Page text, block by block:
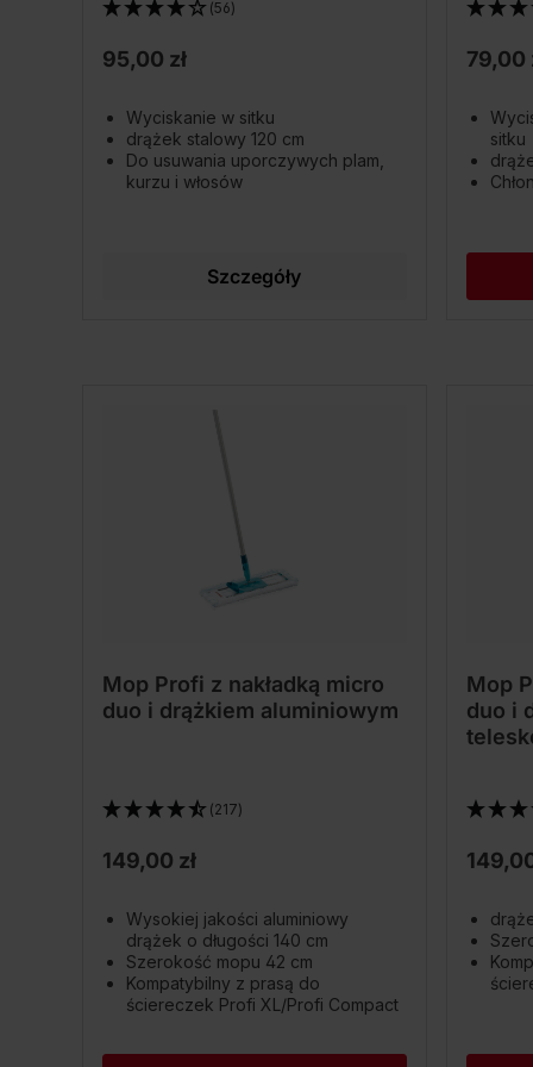
(56)
95,00 zł
Wyciskanie w sitku
drążek stalowy 120 cm
Do usuwania uporczywych plam,
kurzu i włosów
Szczegóły
79,00
sitku
Mop Profi z nakładką micro
duo i drążkiem aluminiowym
(217)
149,00 zł
Wysokiej jakości aluminiowy
drążek o długości 140 cm
Szerokość mopu 42 cm
Kompatybilny z prasą do
ściereczek Profi XL/Profi Compact
Mop
duo i